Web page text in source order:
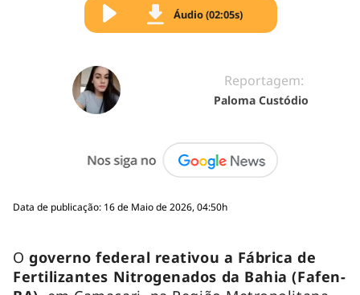
Áudio (02:05s)
Reportagem:
Paloma Custódio
Data de publicação: 16 de Maio de 2026, 04:50h
Ogoverno federal reativou a Fábrica de
Fertilizantes Nitrogenados da Bahia (Fafen-